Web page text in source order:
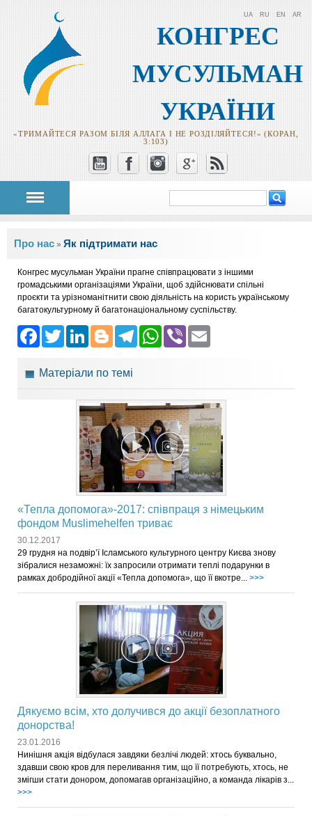
КОНГРЕС
МУСУЛЬМАН
УКРАЇНИ
«ТРИМАЙТЕСЯ РАЗОМ БІЛЯ АЛЛАГА І НЕ РОЗДІЛЯЙТЕСЯ!» (КОРАН,
3:103)
UA RU EN AR
Пошукова
Ви є тут
Про нас » Як підтримати нас
Конгрес мусульман України прагне співпрацювати з іншими
громадськими організаціями України, щоб здійснювати спільні
проєкти та урізноманітнити свою діяльність на користь українському
багатокультурному й багатонаціональному суспільству.
Facebook
Twitter
LinkedIn
Blogger
Telegram
WhatsApp
Viber
Матеріали по темі
«Тепла допомога»-2017: співпраця з німецьким
фондом Muslimehelfen триває
30.12.2017
29 грудня на подвір’ї Ісламського культурного центру Києва знову
зібралися незаможні: їх запросили отримати теплі подарунки в
рамках добродійної акції «Тепла допомога», що її вкотре... >>>
Дякуємо всім, хто долучився до акції безоплатного
донорства!
23.01.2016
Нинішня акція відбулася завдяки безлічі людей: хтось буквально,
здавши свою кров для переливання тим, що її потребують, хтось, не
змігши стати донором, допомагав організаційно, а команда лікарів з...
>>>